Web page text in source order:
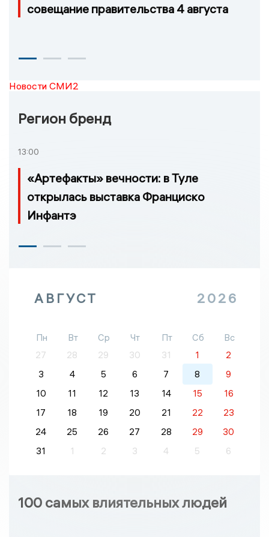
совещание правительства 4 августа
Новости СМИ2
Регион бренд
13:00
«Артефакты» вечности: в Туле
открылась выставка Франциско
Инфантэ
АВГУСТ 2026
Пн Вт Ср Чт Пт Сб
Вс
27
28 29 30 31 1
2
3
4 5 6 7 8
9
10
11 12 13 14 15
16
17
18 19 20 21 22
23
24
25 26 27 28 29
30
31
1 2 3 4 5 6
100 самых влиятельных людей